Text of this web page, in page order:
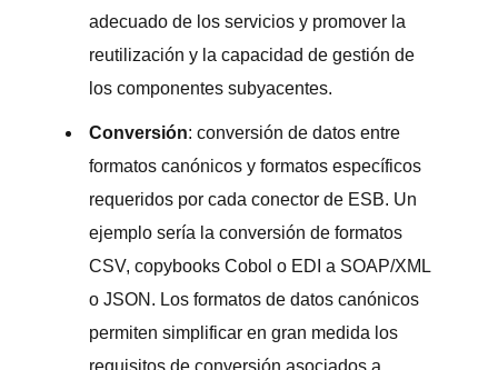
adecuado de los servicios y promover la
reutilización y la capacidad de gestión de
los componentes subyacentes.
Conversión: conversión de datos entre
formatos canónicos y formatos específicos
requeridos por cada conector de ESB. Un
ejemplo sería la conversión de formatos
CSV, copybooks Cobol o EDI a SOAP/XML
o JSON. Los formatos de datos canónicos
permiten simplificar en gran medida los